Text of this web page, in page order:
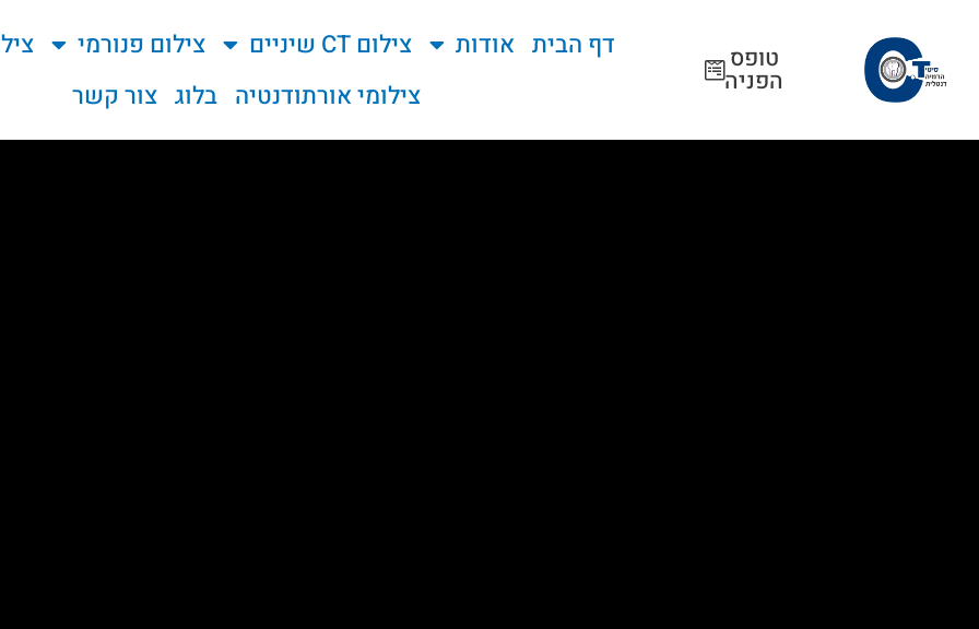
טופס
הפניה
דף הבית אודות צילום CT שיניים צילום פנורמי
צילומי אורתודנטיה בלוג צור קשר